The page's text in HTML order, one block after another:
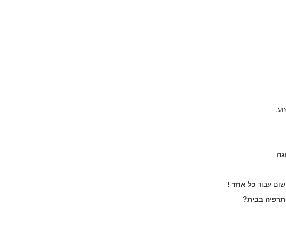
עבור כל אחד !
תרפיה בבית?